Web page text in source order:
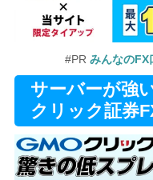
#PR みんなのFX
サーバーが強
クリック証券